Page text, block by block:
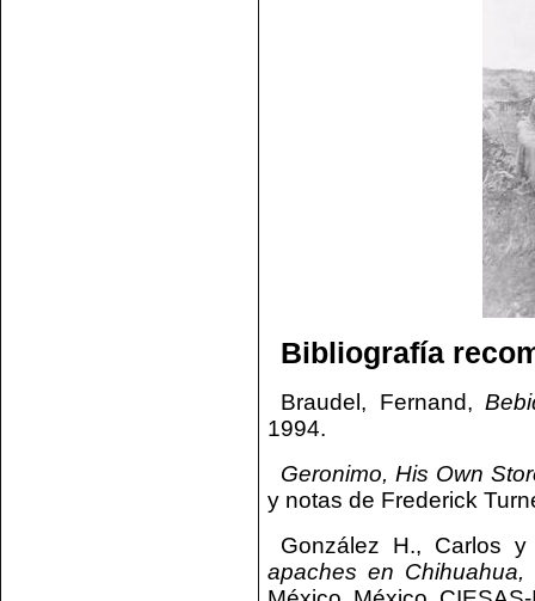
Bibliografía
Braudel, Fernand,
1994.
Geronimo, His Own
y notas de Frederick
González H., Carlos
apaches en Chihuahua,